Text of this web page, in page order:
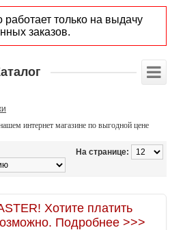
только на выдачу
заказов.
интернет магазине по выгодной цене
На странице:
Хотите платить
Подробнее >>>